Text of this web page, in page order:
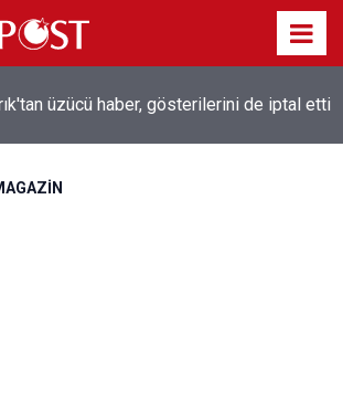
üzücü haber, gösterilerini de iptal etti
efsanesi Mısırlı yıldız Mohamed Salah
ile anlaştı! Yarın geliyor